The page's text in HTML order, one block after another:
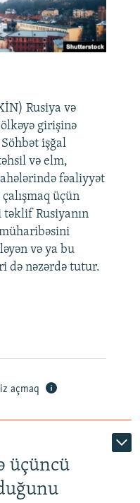
Rusiya və
girişinə
işğal
və elm,
fəaliyyət
üçün
təklif Rusiyanın
və ya bu
də nəzərdə tutur.
açmaq
üçüncü